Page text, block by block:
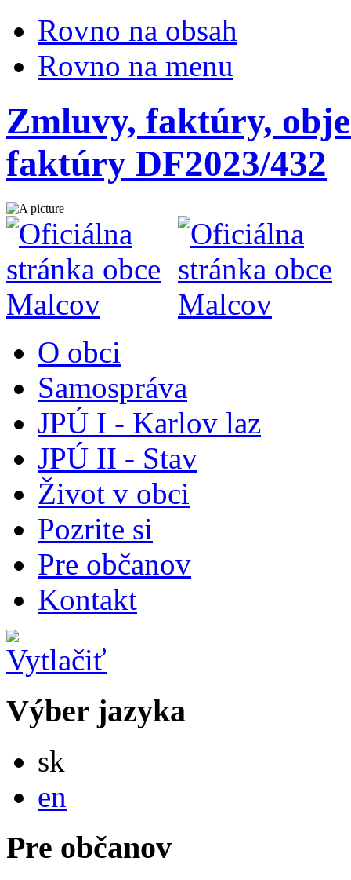
Rovno na obsah
Rovno na menu
Zmluvy, faktúry,
faktúry DF2023/432
O obci
Samospráva
JPÚ I - Karlov laz
JPÚ II - Stav
Život v obci
Pozrite si
Pre občanov
Kontakt
Výber jazyka
sk
en
Pre občanov